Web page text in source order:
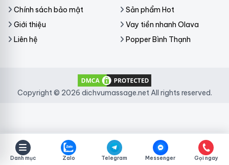
Chính sách bảo mật
Giới thiệu
Liên hệ
Sản phẩm Hot
Vay tiền nhanh Olava
Popper Bình Thạnh
Copyright © 2026 dichvumassage.net All rights reserved.
Danh mục Zalo Telegram Messenger Gọi ngay